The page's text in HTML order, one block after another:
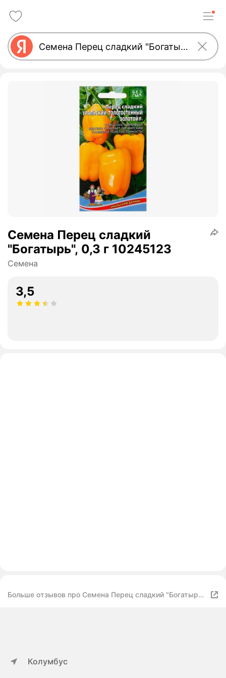
Семена Перец сладкий
"Богатырь", 0,3 г 10245123
Семена
3,5
Больше отзывов про Семена Перец сладкий "Богатырь",
Колумбус